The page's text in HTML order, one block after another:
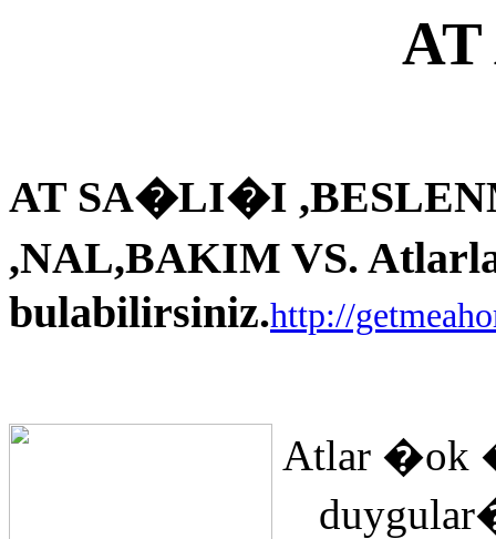
AT SA�LI�I
,NAL,BAKIM VS.
bulabilirsiniz.http://
Atlar �ok